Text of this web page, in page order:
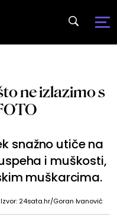
ne izlazimo s
snažno utiče na
i muškosti,
muškarcima.
Izvor: 24sata.hr/Goran Ivanović